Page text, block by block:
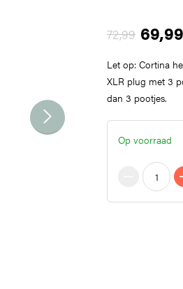
72,99 69,99
Let op: Cortina
XLR plug met 3
dan 3 pootjes.
Op voorraad